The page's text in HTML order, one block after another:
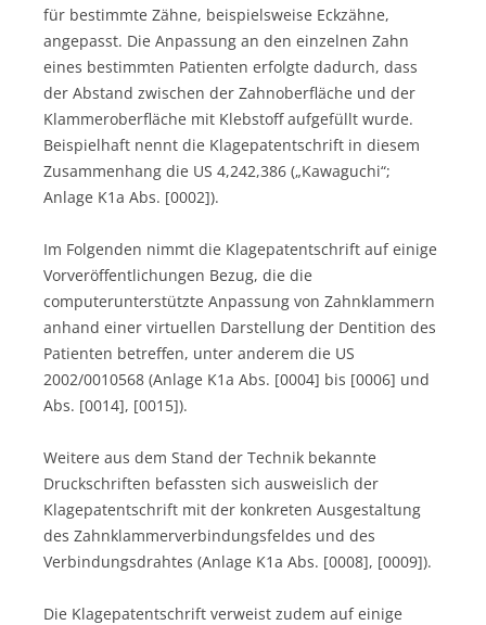
für bestimmte Zähne, beispielsweise Eckzähne,
angepasst. Die Anpassung an den einzelnen Zahn
eines bestimmten Patienten erfolgte dadurch, dass
der Abstand zwischen der Zahnoberfläche und der
Klammeroberfläche mit Klebstoff aufgefüllt wurde.
Beispielhaft nennt die Klagepatentschrift in diesem
Zusammenhang die US 4,242,386 („Kawaguchi“;
Anlage K1a Abs. [0002]).
Im Folgenden nimmt die Klagepatentschrift auf einige
Vorveröffentlichungen Bezug, die die
computerunterstützte Anpassung von Zahnklammern
anhand einer virtuellen Darstellung der Dentition des
Patienten betreffen, unter anderem die US
2002/0010568 (Anlage K1a Abs. [0004] bis [0006] und
Abs. [0014], [0015]).
Weitere aus dem Stand der Technik bekannte
Druckschriften befassten sich ausweislich der
Klagepatentschrift mit der konkreten Ausgestaltung
des Zahnklammerverbindungsfeldes und des
Verbindungsdrahtes (Anlage K1a Abs. [0008], [0009]).
Die Klagepatentschrift verweist zudem auf einige